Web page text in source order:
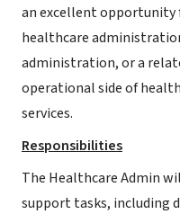
an excellent opportunity
healthcare
administration, or a
operational side of
services.
Responsibilities
The Healthcare Admin
support tasks, including